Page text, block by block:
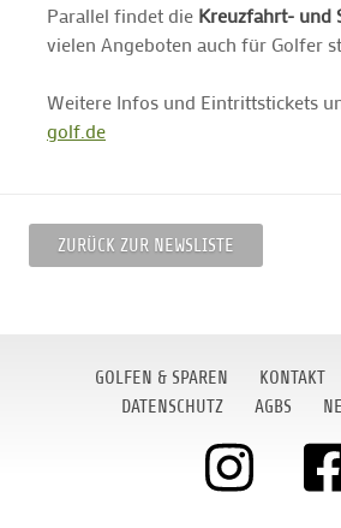
Parallel findet die Kreuzfahrt- und
vielen Angeboten auch für Golfer
Weitere Infos und Eintrittstickets
golf.de
ZURÜCK ZUR NEWSLISTE
GOLFEN & SPAREN KONTAKT
DATENSCHUTZ
AGBS